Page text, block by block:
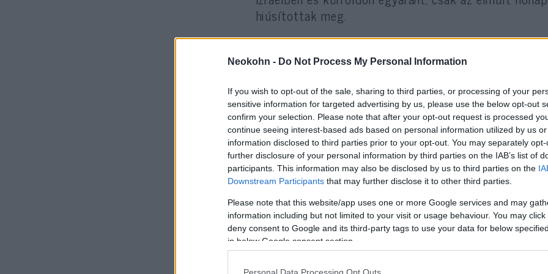
Neokohn - Do Not Process My Personal Information
If you wish to opt-out of the sale, sharing to third parties, or processing of your
sensitive information for targeted advertising by us, please use the below opt-out
confirm your selection. Please note that after your opt-out request is processed
continue seeing interest-based ads based on personal information utilized by us
information disclosed to third parties prior to your opt-out. You may separately
further disclosure of your personal information by third parties on the IAB’s list of
participants. This information may also be disclosed by us to third parties on the
Downstream Participants that may further disclose it to other third parties.
Please note that this website/app uses one or more Google services and may
information including but not limited to your visit or usage behaviour. You may
deny consent to Google and its third-party tags to use your data for below
in below Google consent section.
hiúsítottak meg.
Svájcban a háború kezdete óta több mint 360
tüntetések várhatóan fokozódnak az Eurovízió
hogy ezek az események erőszakba torkollhatnak,
fedezékként használhatják fel támadások
A Nemzetbiztonsági Tanács azt tanácsolta az izraeli
zavargások és a biztonsági védelemmel nem
egész tartózkodásuk alatt.
Már három európai
az Eurovíziós